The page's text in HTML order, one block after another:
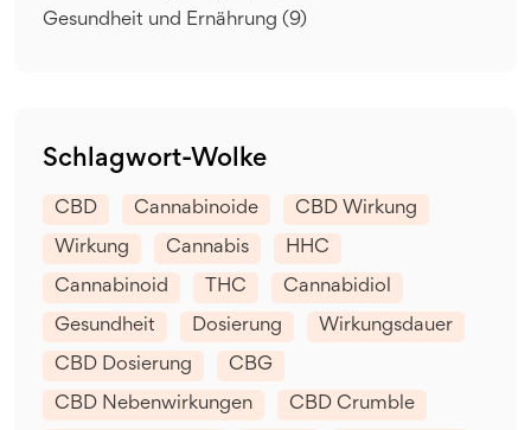
Gesundheit und Ernährung (9)
Schlagwort-Wolke
CBD Cannabinoide CBD Wirkung
Wirkung Cannabis HHC
Cannabinoid THC Cannabidiol
Gesundheit Dosierung Wirkungsdauer
CBD Dosierung CBG
CBD Nebenwirkungen CBD Crumble